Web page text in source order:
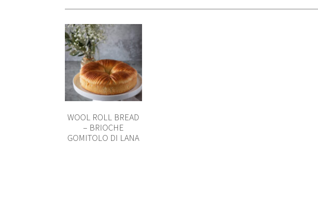
WOOL ROLL BREAD
– BRIOCHE
GOMITOLO DI LANA